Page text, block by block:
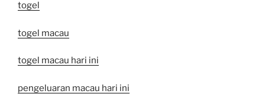
togel
togel macau
togel macau hari ini
pengeluaran macau hari ini